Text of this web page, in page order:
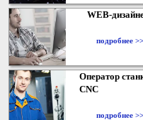
WEB-
подробнее >>
Оператор
CNC
подробнее >>